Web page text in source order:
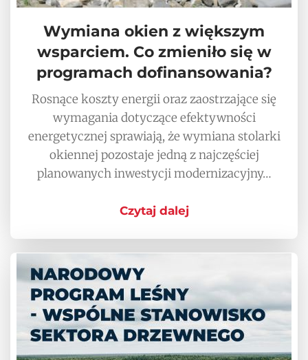
Wymiana okien z większym
wsparciem. Co zmieniło się w
programach dofinansowania?
Rosnące koszty energii oraz zaostrzające się
wymagania dotyczące efektywności
energetycznej sprawiają, że wymiana stolarki
okiennej pozostaje jedną z najczęściej
planowanych inwestycji modernizacyjny…
Czytaj dalej